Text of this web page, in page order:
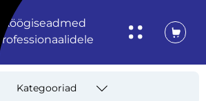
Köögiseadmed
professionaalidele
Kategooriad